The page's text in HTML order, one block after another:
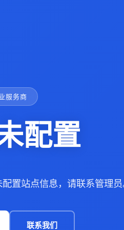
服务商
配置
置站点信息，请联系管理员
联系我们